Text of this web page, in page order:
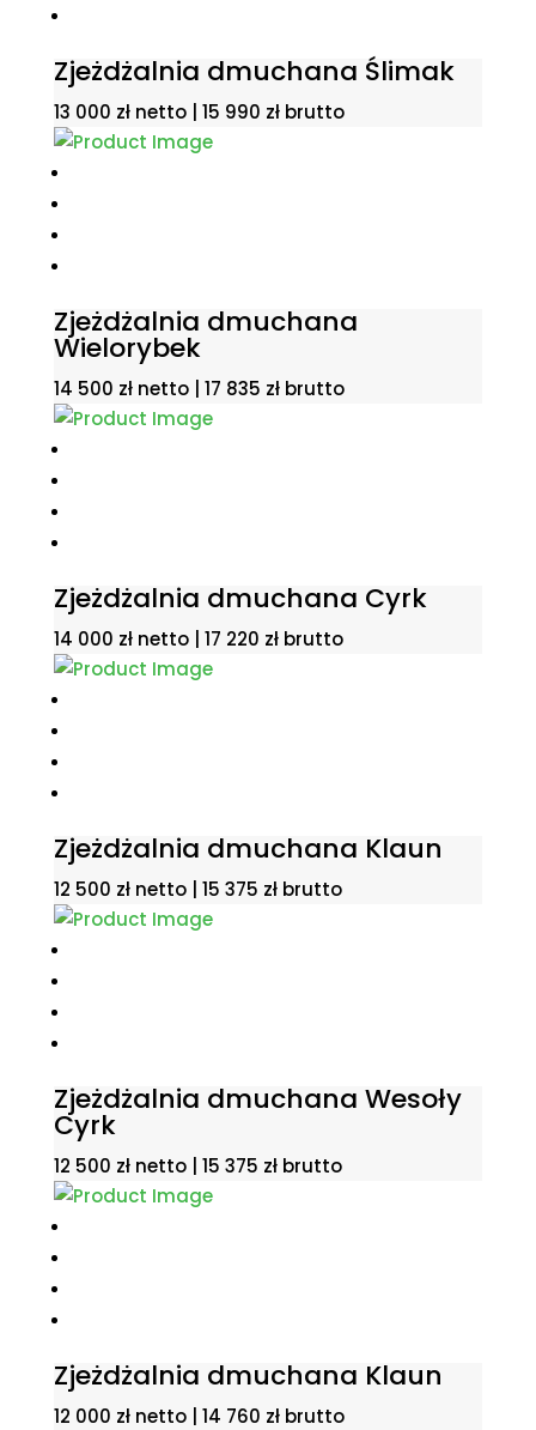
Zjeżdżalnia dmuchana Ślimak
13 000 zł netto | 15 990 złbrutto
Zjeżdżalnia dmuchana
Wielorybek
14 500 zł netto | 17 835 złbrutto
Zjeżdżalnia dmuchana Cyrk
14 000 zł netto | 17 220 złbrutto
Zjeżdżalnia dmuchana Klaun
12 500 zł netto | 15 375 złbrutto
Zjeżdżalnia dmuchana Wesoły
Cyrk
12 500 zł netto | 15 375 złbrutto
Zjeżdżalnia dmuchana Klaun
12 000 zł netto | 14 760 złbrutto